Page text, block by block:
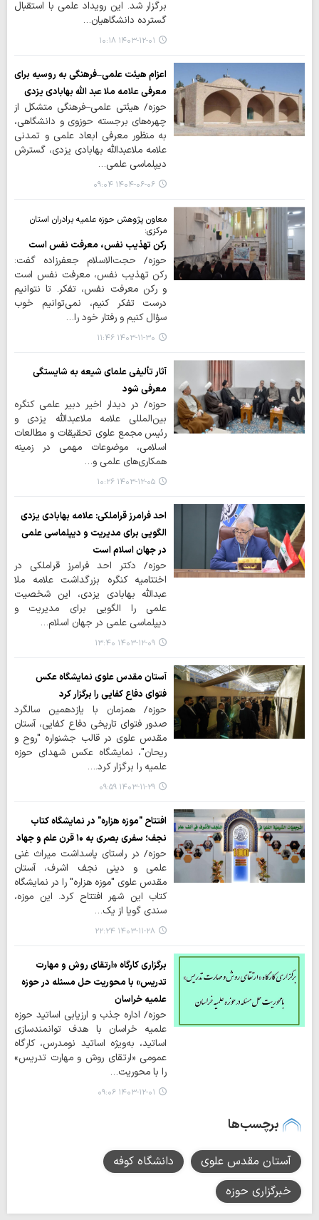
برگزار شد. این رویداد علمی با استقبال
گسترده دانشگاهیان…
۱۴۰۳-۱۲-۰۱ ۱۰:۱۸
اعزام هیئت علمی–فرهنگی به روسیه برای
معرفی علامه ملا عبد الله بهابادی یزدی
حوزه/ هیئتی علمی–فرهنگی متشکل از
چهره‌های برجسته حوزوی و دانشگاهی،
به منظور معرفی ابعاد علمی و تمدنی
علامه ملاعبدالله بهابادی یزدی، گسترش
دیپلماسی علمی…
۱۴۰۴-۰۶-۰۶ ۰۹:۰۴
معاون پژوهش حوزه‌ علمیه برادران استان
مرکزی:
رکن تهذیب نفس، معرفت نفس است
حوزه/ حجت‌الاسلام جعفرزاده گفت:
رکن تهذیب نفس، معرفت نفس است
و رکن معرفت نفس، تفکر. تا نتوانیم
درست تفکر کنیم، نمی‌توانیم خوب
سؤال کنیم و رفتار خود را…
۱۴۰۳-۱۱-۳۰ ۱۱:۴۶
آثار تألیفی علمای شیعه به شایستگی
معرفی شود
حوزه/ در دیدار اخیر دبیر علمی کنگره
بین‌المللی علامه ملاعبدالله یزدی و
رئیس مجمع علوی تحقیقات و مطالعات
اسلامی، موضوعات مهمی در زمینه
همکاری‌های علمی و…
۱۴۰۳-۱۲-۰۵ ۱۰:۲۶
احد فرامرز قراملکی: علامه بهابادی یزدی
الگویی برای مدیریت و دیپلماسی علمی
در جهان اسلام است
حوزه/ دکتر احد فرامرز قراملکی در
اختتامیه کنگره بزرگداشت علامه ملا
عبدالله بهابادی یزدی، این شخصیت
علمی را الگویی برای مدیریت و
دیپلماسی علمی در جهان اسلام…
۱۴۰۳-۱۲-۰۹ ۱۳:۴۰
آستان مقدس علوی نمایشگاه عکس
فتوای دفاع کفایی را برگزار کرد
حوزه/ همزمان با یازدهمین سالگرد
صدور فتوای تاریخی دفاع کفایی، آستان
مقدس علوی در قالب جشنواره "روح و
ریحان"، نمایشگاه عکس شهدای حوزه
علمیه را برگزار کرد.…
۱۴۰۳-۱۱-۲۹ ۰۹:۵۹
افتتاح "موزه هزاره" در نمایشگاه کتاب
نجف؛ سفری بصری به ۱۰ قرن علم و جهاد
حوزه/ در راستای پاسداشت میراث غنی
علمی و دینی نجف اشرف، آستان
مقدس علوی "موزه هزاره" را در نمایشگاه
کتاب این شهر افتتاح کرد. این موزه،
سندی گویا از یک…
۱۴۰۳-۱۱-۲۸ ۲۲:۲۴
برگزاری کارگاه «ارتقای روش‌ و مهارت
تدریس» با محوریت حل مسئله در حوزه
علمیه خراسان
حوزه/ اداره جذب و ارزیابی اساتید حوزه
علمیه خراسان با هدف توانمندسازی
اساتید، به‌ویژه اساتید نومدرس، کارگاه
عمومی «ارتقای روش‌ و مهارت تدریس»
را با محوریت…
۱۴۰۳-۱۲-۰۱ ۰۹:۰۶
برچسب‌ها
آستان مقدس علوی
دانشگاه کوفه
خبرگزاری حوزه